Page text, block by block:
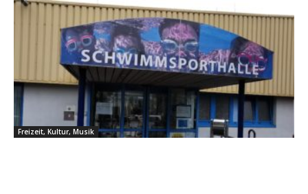
Freizeit, Kultur, Musik